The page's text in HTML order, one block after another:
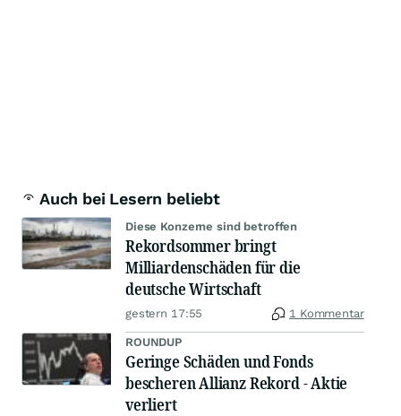
Auch bei Lesern beliebt
Diese Konzerne sind betroffen
Rekordsommer bringt
Milliardenschäden für die
deutsche Wirtschaft
gestern 17:55 1 Kommentar
ROUNDUP
Geringe Schäden und Fonds
bescheren Allianz Rekord - Aktie
verliert